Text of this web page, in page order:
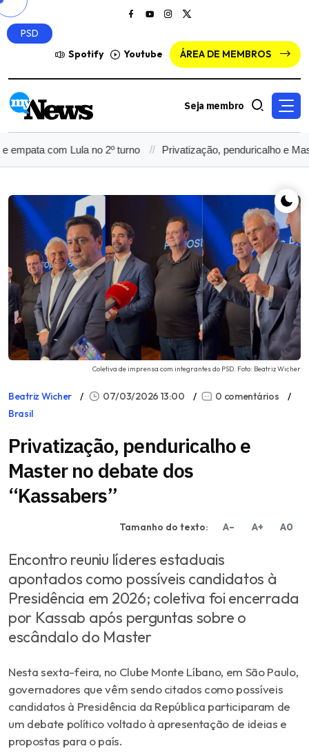
Spotify Youtube ÁREA DE MEMBROS
Seja membro
Lula no 2º turno Privatização, penduricalho e Master no
Coletiva de imprensa com integrantes do PSD. Foto: Beatriz Wicher
PSD
Beatriz Wicher 07/03/2026 13:00
0 comentários
Brasil
Privatização, penduricalho e
Master no debate dos
“Kassabers”
Tamanho do texto: A– A+ A0
Encontro reuniu líderes estaduais
apontados como possíveis candidatos à
Presidência em 2026; coletiva foi encerrada
por Kassab após perguntas sobre o
escândalo do Master
Nesta sexta-feira, no Clube Monte Líbano, em São Paulo,
governadores que vêm sendo citados como possíveis
candidatos à Presidência da República participaram de
um debate político voltado à apresentação de ideias e
propostas para o país.